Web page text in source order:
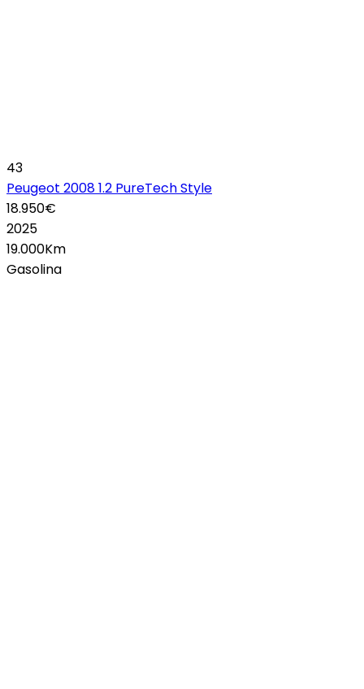
43
Peugeot 2008 1.2 PureTech Style
18.950€
2025
19.000Km
Gasolina